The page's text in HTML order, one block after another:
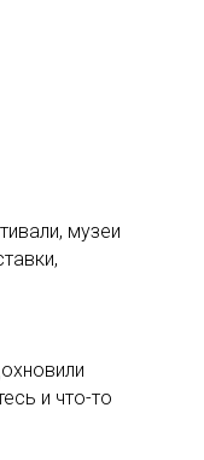
музеи
и что-то